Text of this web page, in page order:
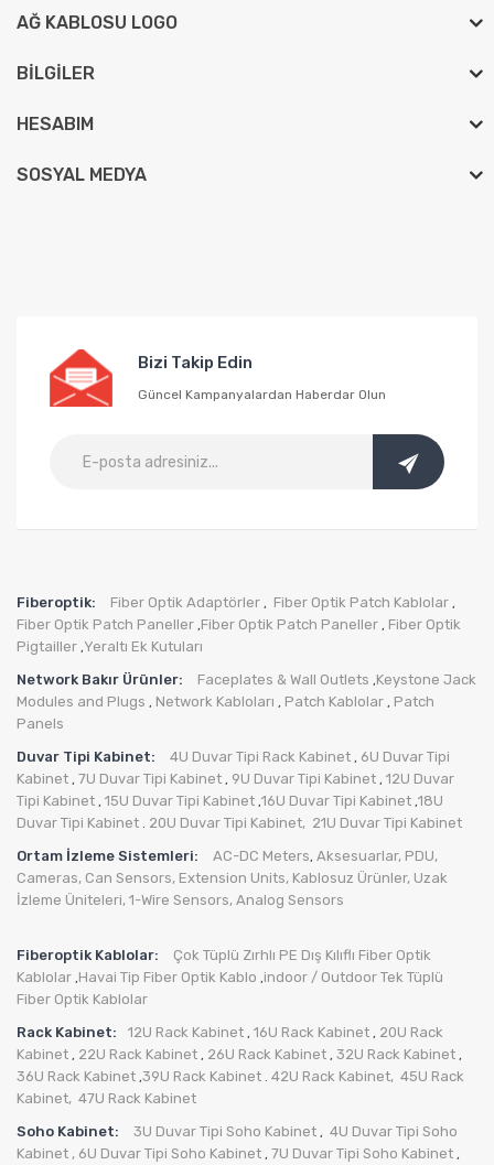
AĞ KABLOSU LOGO
BILGILER
HESABIM
SOSYAL MEDYA
Bizi Takip Edin
Güncel Kampanyalardan Haberdar Olun
Fiberoptik: Fiber Optik Adaptörler , Fiber Optik Patch Kablolar ,
Fiber Optik Patch Paneller ,Fiber Optik Patch Paneller , Fiber Optik
Pigtailler ,Yeraltı Ek Kutuları
Network Bakır Ürünler:
Faceplates & Wall Outlets ,Keystone Jack
Modules and Plugs , Network Kabloları , Patch Kablolar , Patch
Panels
Duvar Tipi Kabinet:
4U Duvar Tipi Rack Kabinet , 6U Duvar Tipi
Kabinet , 7U Duvar Tipi Kabinet , 9U Duvar Tipi Kabinet , 12U Duvar
Tipi Kabinet , 15U Duvar Tipi Kabinet ,16U Duvar Tipi Kabinet ,18U
Duvar Tipi Kabinet . 20U Duvar Tipi Kabinet, 21U Duvar Tipi Kabinet
Ortam İzleme Sistemleri:
AC-DC Meters, Aksesuarlar, PDU,
Cameras, Can Sensors, Extension Units, Kablosuz Ürünler, Uzak
İzleme Üniteleri, 1-Wire Sensors, Analog Sensors
Fiberoptik Kablolar:
Çok Tüplü Zırhlı PE Dış Kılıflı Fiber Optik
Kablolar ,Havai Tip Fiber Optik Kablo ,indoor / Outdoor Tek Tüplü
Fiber Optik Kablolar
Rack Kabinet:
12U Rack Kabinet , 16U Rack Kabinet , 20U Rack
Kabinet , 22U Rack Kabinet , 26U Rack Kabinet , 32U Rack Kabinet ,
36U Rack Kabinet ,39U Rack Kabinet . 42U Rack Kabinet, 45U Rack
Kabinet, 47U Rack Kabinet
Soho Kabinet:
3U Duvar Tipi Soho Kabinet , 4U Duvar Tipi Soho
Kabinet , 6U Duvar Tipi Soho Kabinet , 7U Duvar Tipi Soho Kabinet ,